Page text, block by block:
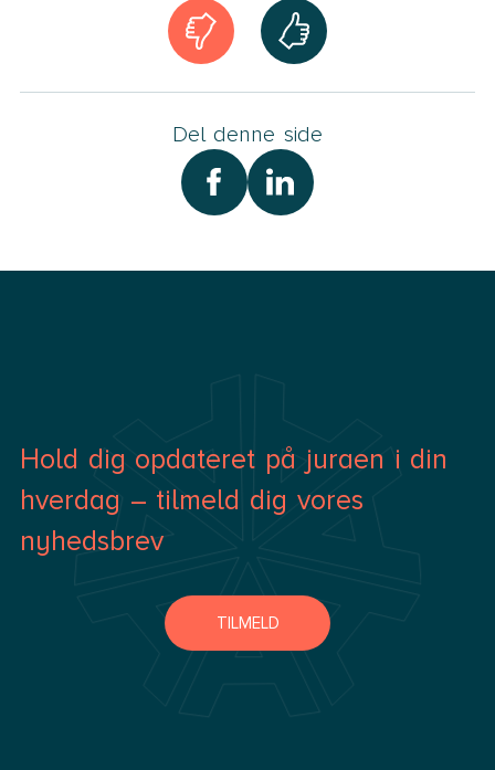
Del denne side
Hold dig opdateret på juraen i din
hverdag – tilmeld dig vores
nyhedsbrev
TILMELD